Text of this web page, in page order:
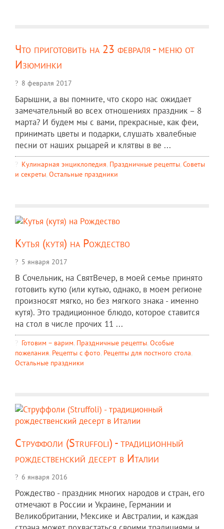
Что приготовить на 23 февраля - меню от
Изюминки
8 февраля 2017
Барышни, а вы помните, что скоро нас ожидает
замечательный во всех отношениях праздник – 8
марта? И будем мы с вами, прекрасные, как феи,
принимать цветы и подарки, слушать хвалебные
песни от наших рыцарей и клятвы в ве ...
Кулинарная энциклопедия, Праздничные рецепты, Советы
и секреты, Остальные праздники
Кутья (кутя) на Рождество
5 января 2017
В Сочельник, на СвятВечер, в моей семье принято
готовить кутю (или кутью, однако, в моем регионе
произносят мягко, но без мягкого знака - именно
кутя). Это традиционное блюдо, которое ставится
на стол в числе прочих 11 ...
Готовим – варим, Праздничные рецепты, Особые
пожелания, Рецепты c фото, Рецепты для постного стола,
Остальные праздники
Струффоли (Struffoli) - традиционный
рождественский десерт в Италии
6 января 2016
Рождество - праздник многих народов и стран, его
отмечают в России и Украине, Германии и
Великобритании, Мексике и Австралии, и каждая